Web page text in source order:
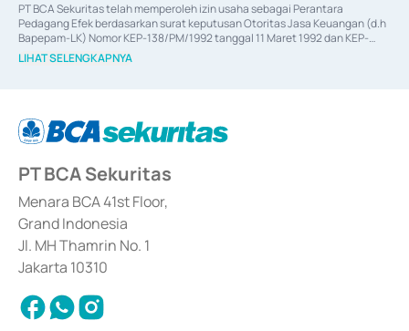
PT BCA Sekuritas telah memperoleh izin usaha sebagai Perantara
Pedagang Efek berdasarkan surat keputusan Otoritas Jasa Keuangan (d.h
Bapepam-LK) Nomor KEP-138/PM/1992 tanggal 11 Maret 1992 dan KEP-
06/D.04/2014 tanggal 28 Februari 2014, izin usaha sebagai Penjamin Emisi
Efek berdasarkan surat keputusan Otoritas Jasa Keuangan Nomor KEP-
berdasarkan surat keputusan Otoritas Jasa Keuangan Nomor S-
67/PM.21/2017 tanggal 3 Februari 2017, dan beberapa izin usaha lainnya
Sertifikat Deposito di Pasar Uang yang izinnya diterbitkan pada tahun 2017
dan izin usaha lainnya dari Bank Indonesia sebagai Lembaga Pendukung
Penerbitan, Transaksi, serta Penatausahaan dan Penyelesaian Transaksi
Surat Berharga Komersial yang izinnya diterbitkan pada tahun 2018.
LIHAT SELENGKAPNYA
PT BCA Sekuritas
Menara BCA 41st Floor,
Grand Indonesia
Jl. MH Thamrin No. 1
Jakarta 10310